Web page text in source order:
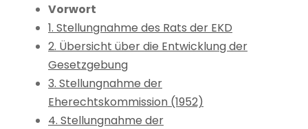
Vorwort
1. Stellungnahme des Rats der EKD
2. Übersicht über die Entwicklung der
Gesetzgebung
3. Stellungnahme der
Eherechtskommission (1952)
4. Stellungnahme der